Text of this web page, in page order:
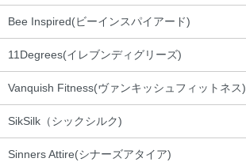
Bee Inspired(ビーインスパイアード)
11Degrees(イレブンディグリーズ)
Vanquish Fitness(ヴァンキッシュフィットネス)
SikSilk（シックシルク)
Sinners Attire(シナーズアタイア)